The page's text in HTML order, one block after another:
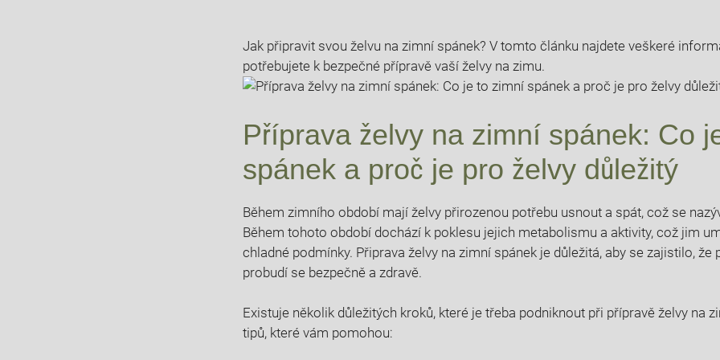
Jak připravit svou želvu na zimní spánek? V tomto článku⁢ najdete veškeré
potřebujete k bezpečné ‌přípravě vaší⁣ želvy na zimu.
Příprava‌ želvy ⁤na zimní ​spánek: Co
spánek a proč je‌ pro želvy důležitý
Během zimního období mají želvy přirozenou ⁤potřebu usnout a spát, což se
Během tohoto období‍ dochází k poklesu jejich metabolismu a aktivity, což jim
chladné podmínky. Připrava želvy na zimní spánek je důležitá,‌ aby se zajistilo, že
probudí se bezpečně​ a zdravě.
Existuje několik důležitých kroků, které je ⁢třeba​ podniknout při ‍přípravě​ želvy na
⁢tipů, které vám pomohou: